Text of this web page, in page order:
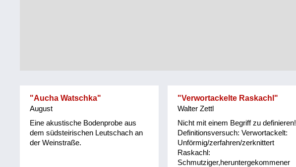
"Aucha Watschka"
August
Eine akustische Bodenprobe aus
dem südsteirischen Leutschach an
der Weinstraße.
"Verwortackelte Raskachl"
Walter Zettl
Nicht mit einem Begriff zu definieren!
Definitionsversuch: Verwortackelt:
Unförmig/zerfahren/zerknittert
Raskachl:
Schmutziger,heruntergekommener